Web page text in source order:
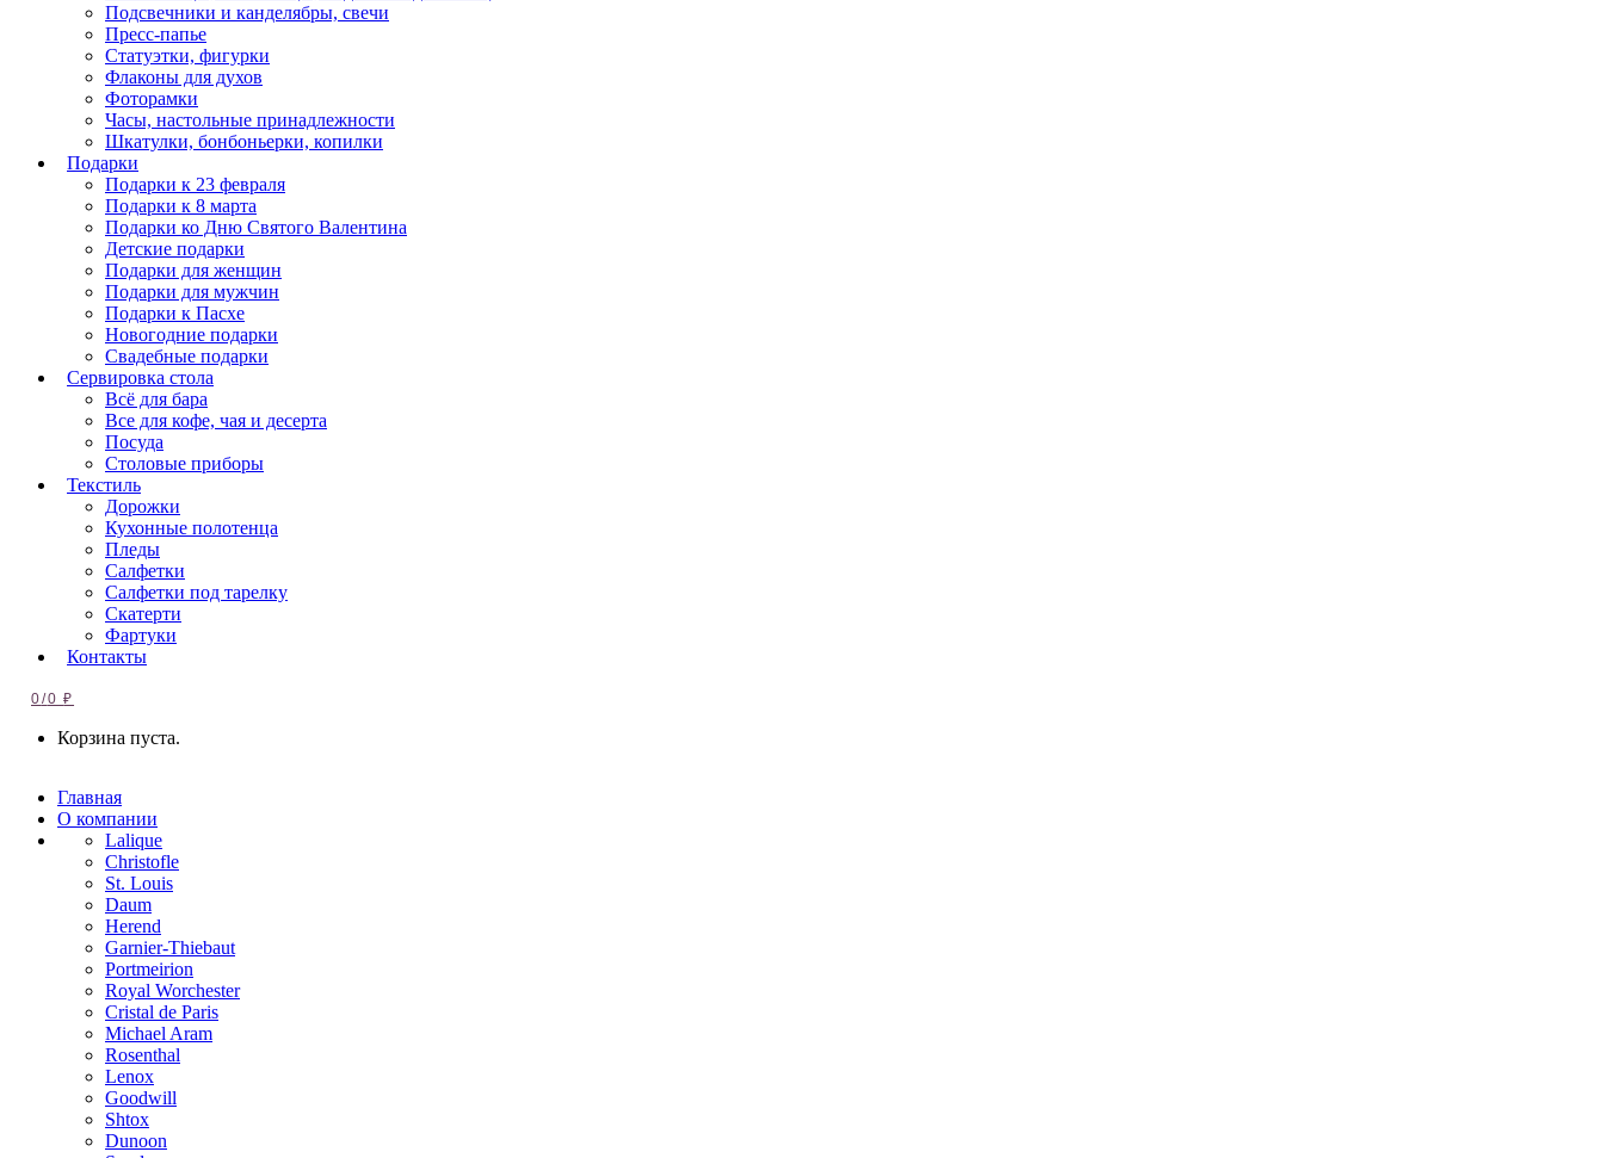
Подсвечники и канделябры, свечи
Пресс-папье
Статуэтки, фигурки
Флаконы для духов
Фоторамки
Часы, настольные принадлежности
Шкатулки, бонбоньерки, копилки
Подарки
Подарки к 23 февраля
Подарки к 8 марта
Подарки ко Дню Святого Валентина
Детские подарки
Подарки для женщин
Подарки для мужчин
Подарки к Пасхе
Новогодние подарки
Свадебные подарки
Сервировка стола
Всё для бара
Все для кофе, чая и десерта
Посуда
Столовые приборы
Текстиль
Дорожки
Кухонные полотенца
Пледы
Салфетки
Салфетки под тарелку
Скатерти
Фартуки
Контакты
0/0₽
Корзина пуста.
Главная
О компании
Lalique
Christofle
St. Louis
Daum
Herend
Garnier-Thiebaut
Portmeirion
Royal Worchester
Cristal de Paris
Michael Aram
Rosenthal
Lenox
Goodwill
Shtox
Dunoon